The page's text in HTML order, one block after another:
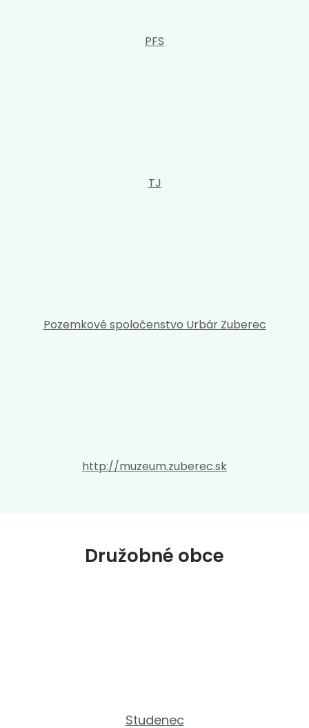
PFS
TJ
Pozemkové spoločenstvo Urbár Zuberec
http://muzeum.zuberec.sk
Družobné obce
Studenec